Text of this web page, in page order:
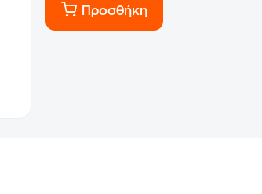
Προσθήκη